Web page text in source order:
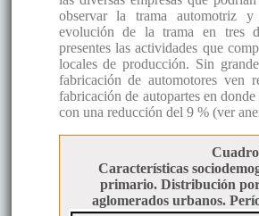
observar la trama automotriz
evolución de la trama en tres
presentes las actividades que
locales de producción. Sin
fabricación de automotores ven
fabricación de autopartes en
con una reducción del 9 % (ver
Características
primario. Distribución
aglomerados urbanos.